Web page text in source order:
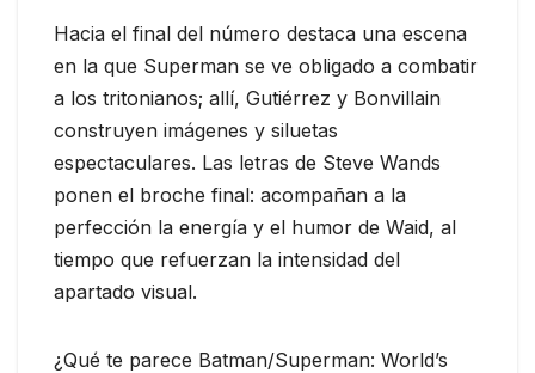
Hacia el final del número destaca una escena
en la que Superman se ve obligado a combatir
a los tritonianos; allí, Gutiérrez y Bonvillain
construyen imágenes y siluetas
espectaculares. Las letras de Steve Wands
ponen el broche final: acompañan a la
perfección la energía y el humor de Waid, al
tiempo que refuerzan la intensidad del
apartado visual.
¿Qué te parece Batman/Superman: World’s